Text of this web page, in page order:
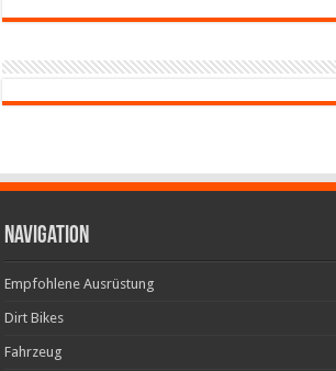
Navigation
Empfohlene Ausrüstung
Dirt Bikes
Fahrzeug